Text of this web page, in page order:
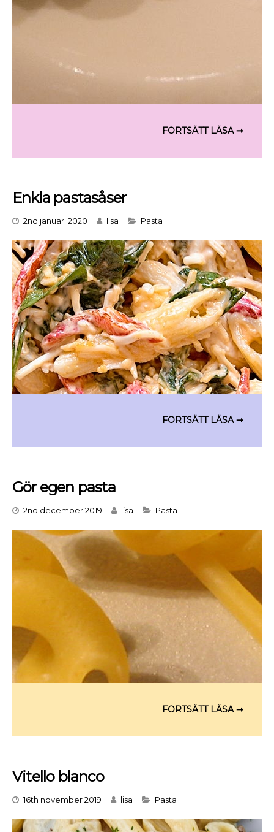
Enkla pastasåser
2nd januari 2020 lisa Categories
Pasta
Gör egen pasta
2nd december 2019 lisa Categories
Pasta
Vitello blanco
16th november 2019 lisa Categories
Pasta